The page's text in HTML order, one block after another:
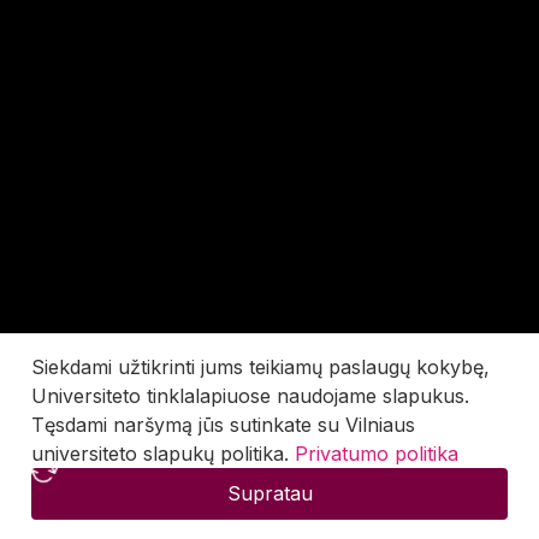
Siekdami užtikrinti jums teikiamų paslaugų kokybę,
Universiteto tinklalapiuose naudojame slapukus.
Tęsdami naršymą jūs sutinkate su Vilniaus
universiteto slapukų politika. Privatumo politika
Supratau